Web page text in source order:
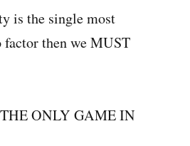
is the single most
factor then we MUST
ONLY GAME IN